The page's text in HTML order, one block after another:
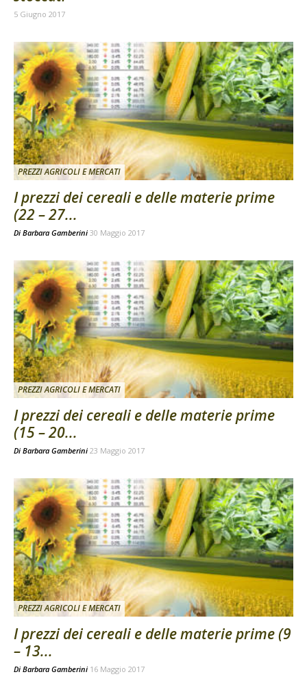
5 Giugno 2017
PREZZI AGRICOLI E MERCATI
I prezzi dei cereali e delle materie prime
(22 – 27...
Di Barbara Gamberini 30 Maggio 2017
PREZZI AGRICOLI E MERCATI
I prezzi dei cereali e delle materie prime
(15 – 20...
Di Barbara Gamberini 23 Maggio 2017
PREZZI AGRICOLI E MERCATI
I prezzi dei cereali e delle materie prime (9
– 13...
Di Barbara Gamberini 16 Maggio 2017